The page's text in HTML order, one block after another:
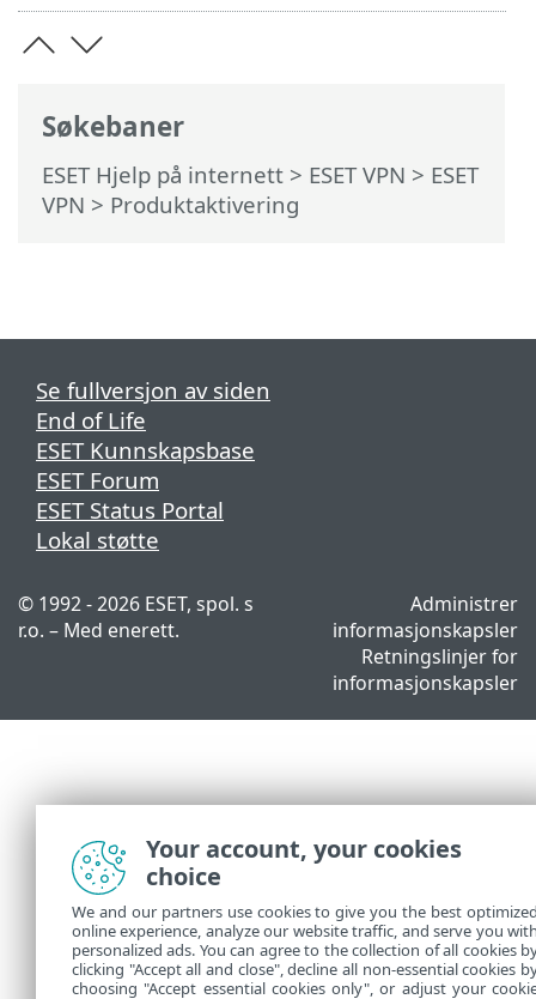
Søkebaner
ESET Hjelp på internett > ESET VPN > ESET
VPN > Produktaktivering
Se fullversjon av siden
End of Life
ESET Kunnskapsbase
ESET Forum
ESET Status Portal
Lokal støtte
© 1992 - 2026 ESET, spol. s
r.o. – Med enerett.
Administrer
informasjonskapsler
Retningslinjer for
informasjonskapsler
Your account, your cookies
choice
We and our partners use cookies to give you the best
online experience, analyze our website traffic, and serve you
personalized ads. You can agree to the collection of all cookies
clicking "Accept all and close", decline all non-essential cookies
choosing "Accept essential cookies only", or adjust your